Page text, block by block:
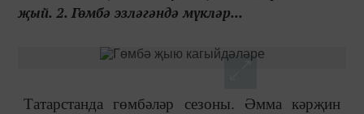
җый. 2. Гөмбә эзләгәндә мүкләр...
Татарстанда гөмбәләр сезоны. Әмма кәрҗин